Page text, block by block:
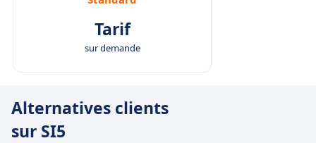
Tarif
sur demande
Alternatives clients
sur SI5